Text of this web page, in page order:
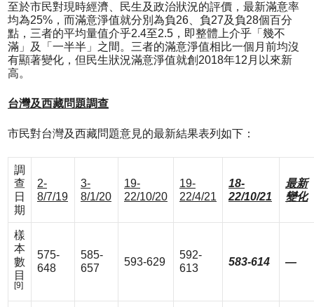
至於市民對現時經濟、民生及政治狀況的評價，最新滿意率
均為25%，而滿意淨值就分別為負26、負27及負28個百分
點，三者的平均量值介乎2.4至2.5，即整體上介乎「幾不
滿」及「一半半」之間。三者的滿意淨值相比一個月前均沒
有顯著變化，但民生狀況滿意淨值就創2018年12月以來新
高。
台灣及西藏問題調查
市民對台灣及西藏問題意見的最新結果表列如下：
調
查
日
期
2-
8/7/19
3-
8/1/20
19-
22/10/20
19-
22/4/21
18-
22/10/21
最新
變化
樣
本
數
目
[9]
575-
648
585-
657
593-629
592-
613
583-614 —